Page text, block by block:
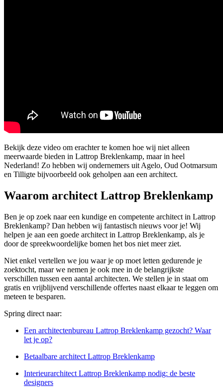
Bekijk deze video om erachter te komen hoe wij niet alleen
meerwaarde bieden in Lattrop Breklenkamp, maar in heel
Nederland! Zo hebben wij ondernemers uit Agelo, Oud Ootmarsum
en Tilligte bijvoorbeeld ook geholpen aan een architect.
Waarom architect Lattrop Breklenkamp
Ben je op zoek naar een kundige en competente architect in Lattrop
Breklenkamp? Dan hebben wij fantastisch nieuws voor je! Wij
helpen je aan een goede architect in Lattrop Breklenkamp, als je
door de spreekwoordelijke bomen het bos niet meer ziet.
Niet enkel vertellen we jou waar je op moet letten gedurende je
zoektocht, maar we nemen je ook mee in de belangrijkste
verschillen tussen een aantal architecten. We stellen je in staat om
gratis en vrijblijvend verschillende offertes naast elkaar te leggen om
meteen te besparen.
Spring direct naar:
Een architectenbureau Lattrop Breklenkamp gezocht? Waar
let je op?
Betaalbare architect Lattrop Breklenkamp
Interieurarchitect Lattrop Breklenkamp nodig: de beste
designers